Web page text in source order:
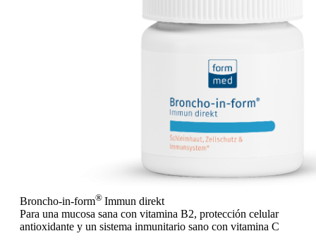
Broncho-in-form® Immun direkt
Para una mucosa sana con vitamina B2, protección celular
antioxidante y un sistema inmunitario sano con vitamina C